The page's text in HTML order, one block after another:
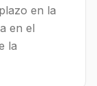
en la
en el
la